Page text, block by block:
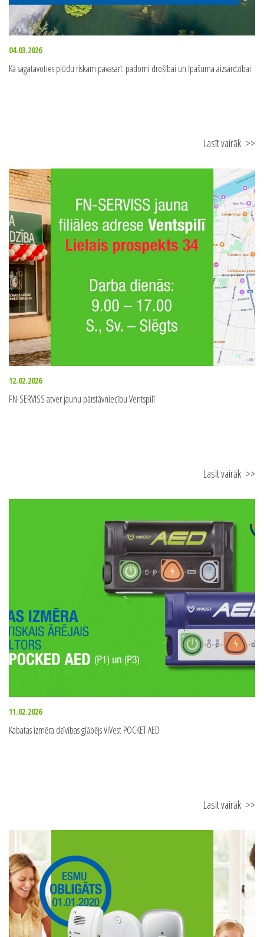
04.03.2026
Kā sagatavoties plūdu riskam pavasarī: padomi drošībai un īpašuma aizsardzībai
Lasīt vairāk >>
12.02.2026
FN-SERVISS atver jaunu pārstāvniecību Ventspilī
Lasīt vairāk >>
11.02.2026
Kabatas izmēra dzīvības glābējs ViVest POCKET AED
Lasīt vairāk >>